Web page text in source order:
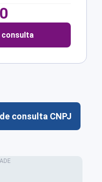
consulta CNPJ